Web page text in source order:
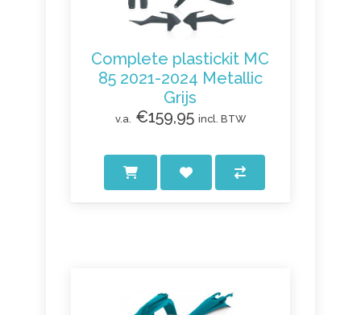
Complete plastickit MC
85 2021-2024 Metallic
Grijs
v.a. €159,95 incl. BTW